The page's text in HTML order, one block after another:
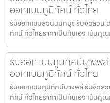
ออกแบบภูมิทัศน์ ทั่วไทย
รับออกแบบสวนนนทบุรี รับจัดสวน
ทัศน์ ทั่วไทยราคาเป็นกันเอง เน้นคุ
รับออกแบบภูมิทัศน์บางพ
ออกแบบภูมิทัศน์ ทั่วไทย
รับออกแบบภูมิทัศน์บางพลี รับจัดส
ทัศน์ ทั่วไทยราคาเป็นกันเอง เน้นคุ